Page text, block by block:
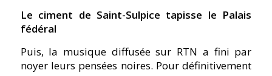
Le ciment de Saint-Sulpice tapisse le Palais
fédéral
Puis, la musique diffusée sur RTN a fini par
noyer leurs pensées noires. Pour définitivement